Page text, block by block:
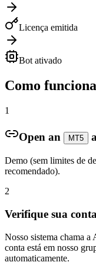
Licença emitida
Bot ativado
Como funciona
1
Open an MT5
Demo (sem limites de
recomendado).
2
Verifique sua
Nosso sistema chama
conta está em nosso
automaticamente.